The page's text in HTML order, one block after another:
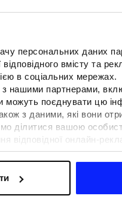
персональних даних
вмісту та
в соціальних мережах.
нашими партнерами,
можуть поєднувати цю
з даними, які вони
ділитися вашою
онлайн-
наші партнери
та в розділі
фестиваль. Як
фестивалі?